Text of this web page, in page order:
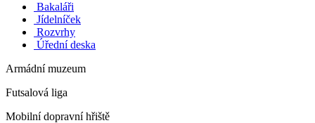
Bakaláři
Jídelníček
Rozvrhy
Úřední deska
Armádní muzeum
Futsalová liga
Mobilní dopravní hřiště